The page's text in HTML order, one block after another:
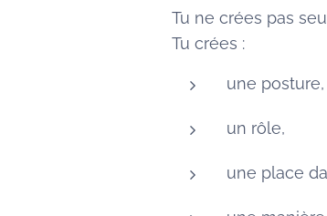
Tu ne crées pas
Tu crées :
une posture,
un rôle,
une place